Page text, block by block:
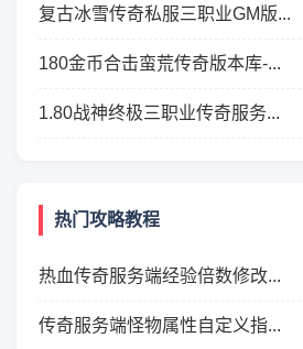
复古冰雪传奇私服三职业GM版...
180金币合击蛮荒传奇版本库-...
1.80战神终极三职业传奇服务...
热门攻略教程
热血传奇服务端经验倍数修改...
传奇服务端怪物属性自定义指...